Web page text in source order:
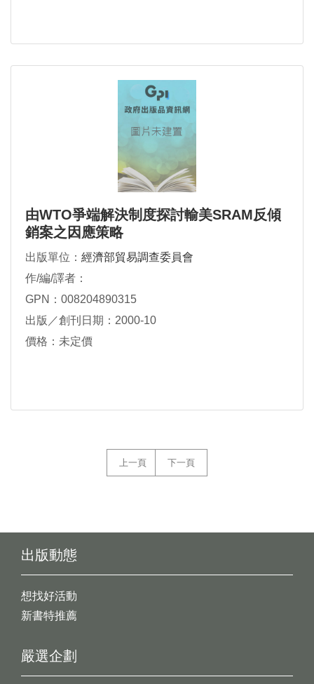
由WTO爭端解決制度探討輸美SRAM反傾
銷案之因應策略
出版單位： 經濟部貿易調查委員會
作/編/譯者：
GPN：008204890315
出版／創刊日期：2000-10
價格：未定價
上一頁 下一頁
出版動態
想找好活動
新書特推薦
嚴選企劃